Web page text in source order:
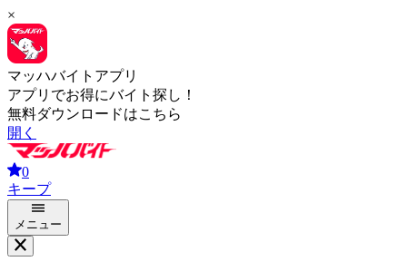
×
マッハバイトアプリ
アプリでお得にバイト探し！
無料ダウンロードはこちら
開く
0
キープ
メニュー